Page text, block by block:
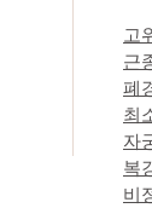
고
근
폐
최
자
복
비